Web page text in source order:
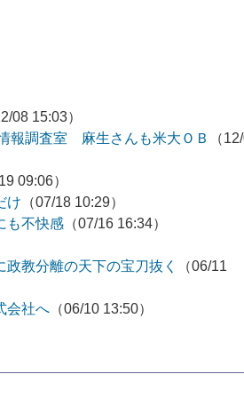
08 15:03）
報調査室 麻生さんも米大ＯＢ
（
09:06）
け （07/18 10:29）
も不快感 （07/16 16:34）
教分離の天下の宝刀抜く
（06/11
会社へ （06/10 13:50）